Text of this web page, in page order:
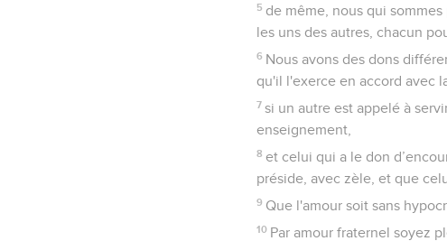
5 de même, nous qui
les uns des autres, chacun
6 Nous avons des dons
qu'il l'exerce en accord avec
7 si un autre est appelé à
enseignement,
8 et celui qui a le don
préside, avec zèle, et que
9 Que l'amour soit sans
10 Par amour fraternel soyez